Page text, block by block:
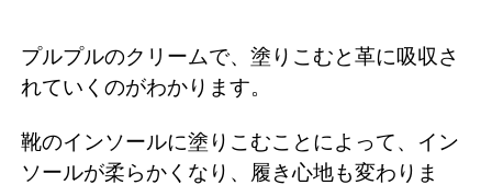
プルプルのクリームで、塗りこむと革に吸収さ
れていくのがわかります。
靴のインソールに塗りこむことによって、イン
ソールが柔らかくなり、履き心地も変わりま